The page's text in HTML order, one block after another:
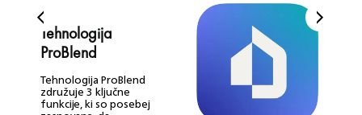
Tehnologija
ProBlend
Tehnologija ProBlend
združuje 3 ključne
funkcije, ki so posebej